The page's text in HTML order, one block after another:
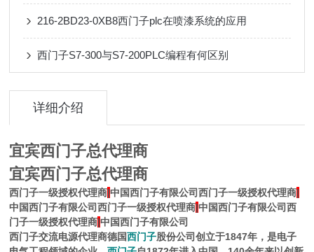
216-2BD23-0XB8西门子plc在喷漆系统的应用
西门子S7-300与S7-200PLC编程有何区别
详细介绍
宜宾西门子总代理商
宜宾西门子总代理商
西门子一级授权代理商|中国西门子有限公司西门子一级授权代理商|
中国西门子有限公司西门子一级授权代理商|中国西门子有限公司西
门子一级授权代理商|中国西门子有限公司
西门子交流电源代理商德国西门子股份公司创立于1847年，是电子